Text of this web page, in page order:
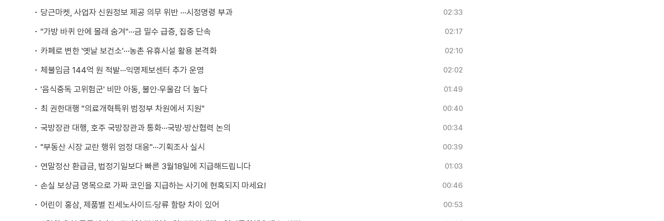
당근마켓, 사업자 신원정보 제공 의무 위반 ···시정명령 부과 02:33
"가방 바퀴 안에 몰래 숨겨"···금 밀수 급증, 집중 단속 02:17
카페로 변한 '옛날 보건소'···농촌 유휴시설 활용 본격화 02:10
체불임금 144억 원 적발···익명제보센터 추가 운영 02:02
'음식중독 고위험군' 비만 아동, 불안·우울감 더 높다 01:49
최 권한대행 "의료개혁특위 범정부 차원에서 지원" 00:40
국방장관 대행, 호주 국방장관과 통화···국방·방산협력 논의 00:34
"부동산 시장 교란 행위 엄정 대응"···기획조사 실시 00:39
연말정산 환급금, 법정기일보다 빠른 3월18일에 지급해드립니다 01:03
손실 보상금 명목으로 가짜 코인을 지급하는 사기에 현혹되지 마세요! 00:46
어린이 홍삼, 제품별 진세노사이드·당류 함량 차이 있어 00:53